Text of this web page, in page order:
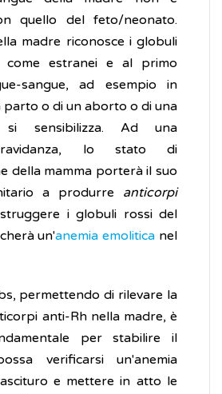
quello del feto/neonato.
madre riconosce i globuli
estranei e al primo
sangue, ad esempio in
parto o di un aborto o di una
sensibilizza. Ad una
lo stato di
della mamma porterà il suo
a produrre anticorpi
i globuli rossi del
un'anemia emolitica nel
permettendo di rilevare la
anti-Rh nella madre, è
per stabilire il
verificarsi un'anemia
e mettere in atto le